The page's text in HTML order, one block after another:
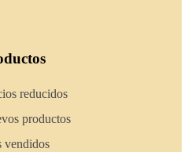
reducidos
productos
vendidos